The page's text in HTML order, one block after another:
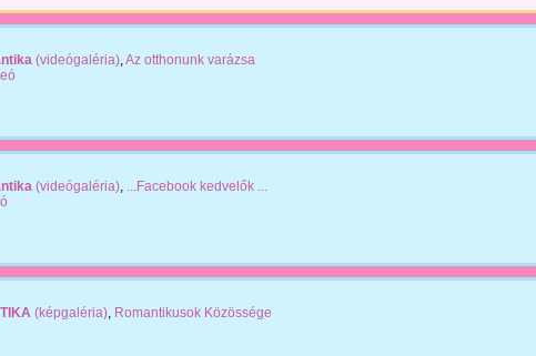
(videógaléria),Az otthonunk varázsa
(videógaléria), ...Facebook kedvelők ...
(képgaléria), Romantikusok Közössége